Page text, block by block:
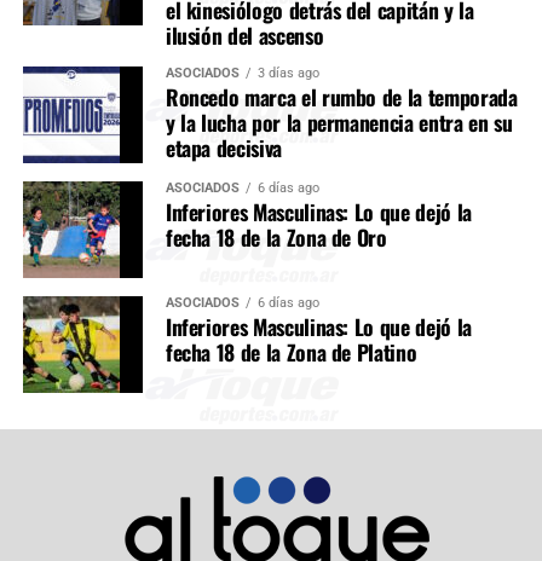
el kinesiólogo detrás del capitán y la
ilusión del ascenso
ASOCIADOS 3 días ago
Roncedo marca el rumbo de la temporada
y la lucha por la permanencia entra en su
etapa decisiva
ASOCIADOS 6 días ago
Inferiores Masculinas: Lo que dejó la
fecha 18 de la Zona de Oro
ASOCIADOS 6 días ago
Inferiores Masculinas: Lo que dejó la
fecha 18 de la Zona de Platino